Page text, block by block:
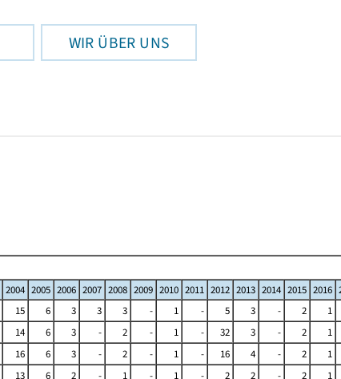
WIR ÜBER UNS
2004 2005 2006 2007 2008 2009 2010 2011 2012 2013 2014 2015 2016
15 6 3 3 3 - 1 - 5 3 - 2
1
14 6 3 - 2 - 1 - 32 3 - 2
1
16 6 3 - 2 - 1 - 16 4 - 2
1
13 6 2 - 1 - 1 - 2 2 - 2
1